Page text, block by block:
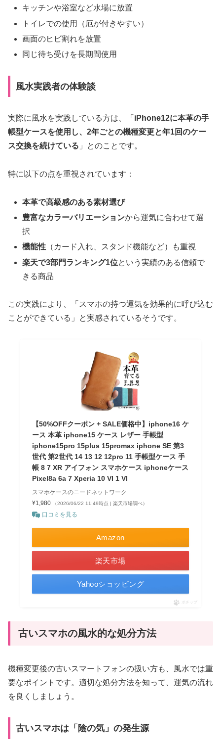
キッチンや浴室など水場に放置
トイレでの使用（厄が付きやすい）
画面のヒビ割れを放置
同じ待ち受けを長期間使用
風水実践者の体験談
実際に風水を実践している方は、「 iPhone12に本革の手
帳型ケースを使用し、2年ごとの機種変更と年1回のケー
ス交換を続けている 」とのことです。
特に以下の点を重視されています：
本革で高級感のある素材選び
豊富なカラーバリエーションから運気に合わせて選
択
機能性 （カード入れ、スタンド機能など）も重視
楽天で3部門ランキング1位という実績のある信頼で
きる商品
この実践により、「スマホの持つ運気を効果的に呼び込む
ことができている」と実感されているそうです。
【50%OFFクーポン + SALE価格中】iphone16 ケ
ース 本革 iphone15 ケース レザー 手帳型
iphone15pro 15plus 15promax iphone SE 第3
世代 第2世代 14 13 12 12pro 11 手帳型ケース 手
帳 8 7 XR アイフォン スマホケース iphoneケース
Pixel8a 6a 7 Xperia 10 VI 1 VI
スマホケースのニードネットワーク
¥1,980
（2026/06/22 11:49時点 | 楽天市場調べ）
口コミを見る
Amazon
楽天市場
Yahooショッピング
ポチップ
古いスマホの風水的な処分方法
機種変更後の古いスマートフォンの扱い方も、風水では重
要なポイントです。適切な処分方法を知って、運気の流れ
を良くしましょう。
古いスマホは「陰の気」の発生源